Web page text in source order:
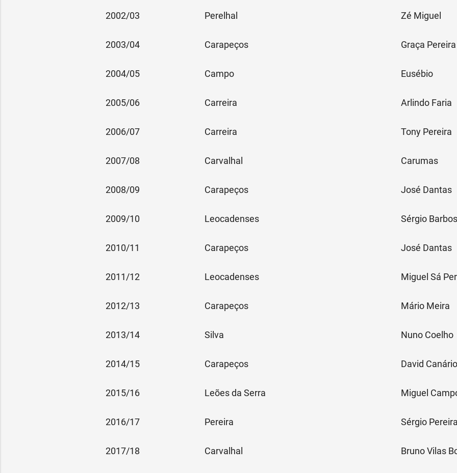
2002/03 Perelhal Zé Miguel
2003/04 Carapeços Graça Pereira
2004/05 Campo Eusébio
2005/06 Carreira Arlindo Faria
2006/07 Carreira Tony Pereira
2007/08 Carvalhal Carumas
2008/09 Carapeços José Dantas
2009/10 Leocadenses Sérgio
2010/11 Carapeços José Dantas
2011/12 Leocadenses Miguel Sá
2012/13 Carapeços Mário Meira
2013/14 Silva Nuno Coelho
2014/15 Carapeços David Canário
2015/16 Leões da Serra Miguel
2016/17 Pereira Sérgio
2017/18 Carvalhal Bruno Vilas